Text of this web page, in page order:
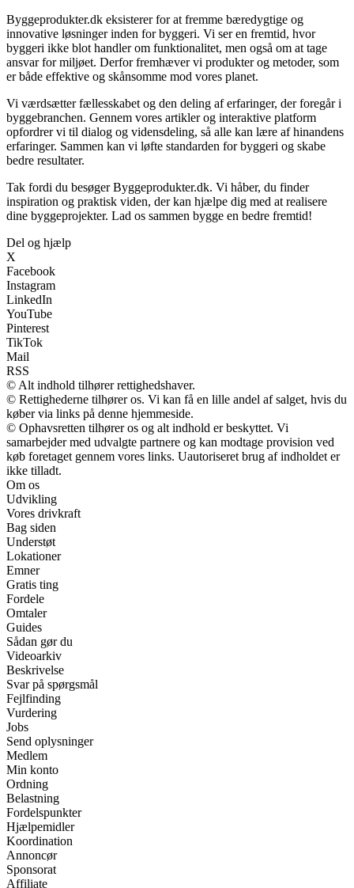
Byggeprodukter.dk eksisterer for at fremme bæredygtige og
innovative løsninger inden for byggeri. Vi ser en fremtid, hvor
byggeri ikke blot handler om funktionalitet, men også om at tage
ansvar for miljøet. Derfor fremhæver vi produkter og metoder, som
er både effektive og skånsomme mod vores planet.
Vi værdsætter fællesskabet og den deling af erfaringer, der foregår i
byggebranchen. Gennem vores artikler og interaktive platform
opfordrer vi til dialog og vidensdeling, så alle kan lære af hinandens
erfaringer. Sammen kan vi løfte standarden for byggeri og skabe
bedre resultater.
Tak fordi du besøger Byggeprodukter.dk. Vi håber, du finder
inspiration og praktisk viden, der kan hjælpe dig med at realisere
dine byggeprojekter. Lad os sammen bygge en bedre fremtid!
Del og hjælp
X
Facebook
Instagram
LinkedIn
YouTube
Pinterest
TikTok
Mail
RSS
© Alt indhold tilhører rettighedshaver.
© Rettighederne tilhører os. Vi kan få en lille andel af salget, hvis du
køber via links på denne hjemmeside.
© Ophavsretten tilhører os og alt indhold er beskyttet. Vi
samarbejder med udvalgte partnere og kan modtage provision ved
køb foretaget gennem vores links. Uautoriseret brug af indholdet er
ikke tilladt.
Om os
Udvikling
Vores drivkraft
Bag siden
Understøt
Lokationer
Emner
Gratis ting
Fordele
Omtaler
Guides
Sådan gør du
Videoarkiv
Beskrivelse
Svar på spørgsmål
Fejlfinding
Vurdering
Jobs
Send oplysninger
Medlem
Min konto
Ordning
Belastning
Fordelspunkter
Hjælpemidler
Koordination
Annoncør
Sponsorat
Affiliate